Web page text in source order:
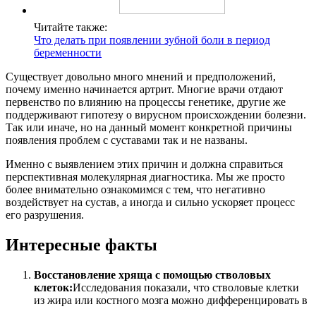
Читайте также:
Что делать при появлении зубной боли в период
беременности
Существует довольно много мнений и предположений,
почему именно начинается артрит. Многие врачи отдают
первенство по влиянию на процессы генетике, другие же
поддерживают гипотезу о вирусном происхождении болезни.
Так или иначе, но на данный момент конкретной причины
появления проблем с суставами так и не названы.
Именно с выявлением этих причин и должна справиться
перспективная молекулярная диагностика. Мы же просто
более внимательно ознакомимся с тем, что негативно
воздействует на сустав, а иногда и сильно ускоряет процесс
его разрушения.
Интересные факты
Восстановление хряща с помощью стволовых
клеток:Исследования показали, что стволовые клетки
из жира или костного мозга можно дифференцировать в